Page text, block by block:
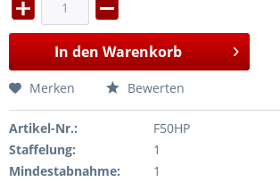
In den Warenkorb
Merken Bewerten
Artikel-Nr.:
F50HP
Staffelung:
1
Mindestabnahme:
1